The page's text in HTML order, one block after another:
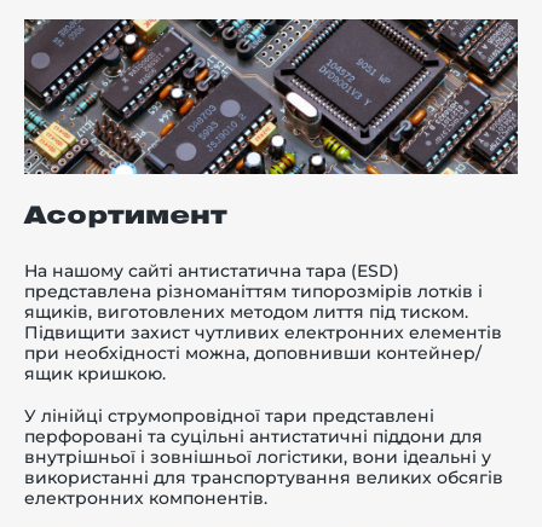
Асортимент
На нашому сайті антистатична тара (ESD)
представлена різноманіттям типорозмірів лотків і
ящиків, виготовлених методом лиття під тиском.
Підвищити захист чутливих електронних елементів
при необхідності можна, доповнивши контейнер/
ящик кришкою.
У лінійці струмопровідної тари представлені
перфоровані та суцільні антистатичні піддони для
внутрішньої і зовнішньої логістики, вони ідеальні у
використанні для транспортування великих обсягів
електронних компонентів.